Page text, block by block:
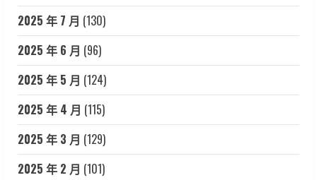
2025 年 7 月 (130)
2025 年 6 月 (96)
2025 年 5 月 (124)
2025 年 4 月 (115)
2025 年 3 月 (129)
2025 年 2 月 (101)